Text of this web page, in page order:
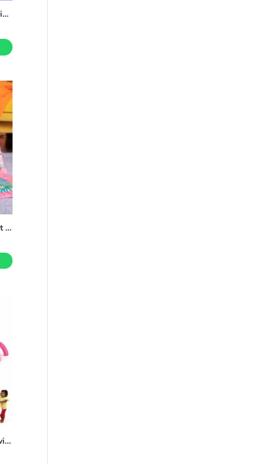
Bright Starts Gimnasio de actividades 5 en 1
Gimnasio De Actividades Bright Starts Tiki Toy Bar Rosa
Gimnasio de piano 4 en 1 Groovin’ Kicks de Bright Starts, tapete de juego boca abajo y juguetes de actividades para bebés